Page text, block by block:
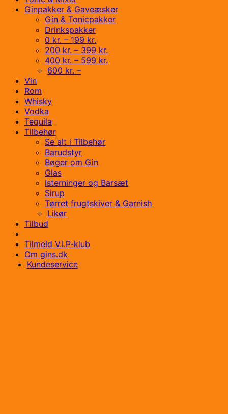
Ginpakker & Gaveæsker
Gin & Tonicpakker
Drinkspakker
0 kr. – 199 kr.
200 kr. – 399 kr.
400 kr. – 599 kr.
600 kr. –
Vin
Rom
Whisky
Vodka
Tequila
Tilbehør
Se alt i Tilbehør
Barudstyr
Bøger om Gin
Glas
Isterninger og Barsæt
Sirup
Tørret frugtskiver & Garnish
Likør
Tilbud
Tilmeld V.I.P-klub
Om gins.dk
Kundeservice